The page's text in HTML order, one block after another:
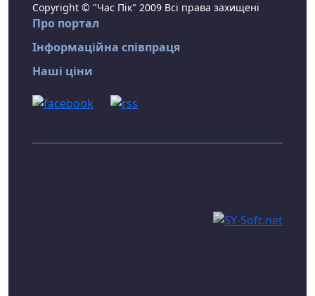
Copyright © "Час Пік" 2009 Всі права захищені
Про портал
Інформаційна співпраця
Наші ціни